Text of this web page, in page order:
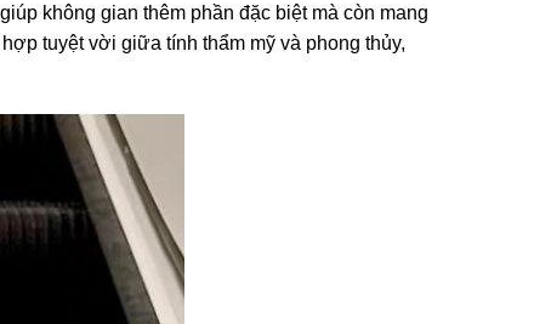
không gian thêm phần đặc biệt mà còn mang
tuyệt vời giữa tính thẩm mỹ và phong thủy,